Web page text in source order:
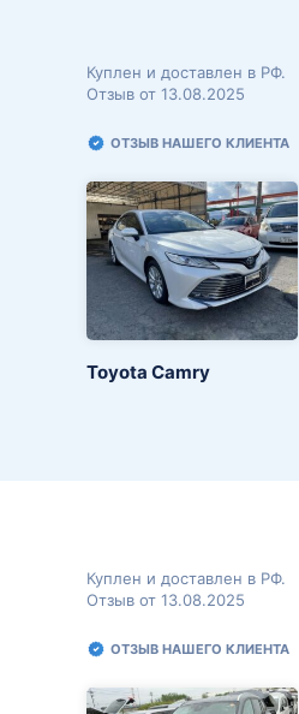
Куплен и доставлен в РФ.
Отзыв от 13.08.2025
ОТЗЫВ НАШЕГО КЛИЕНТА
Toyota Camry
Куплен и доставлен в РФ.
Отзыв от 13.08.2025
ОТЗЫВ НАШЕГО КЛИЕНТА